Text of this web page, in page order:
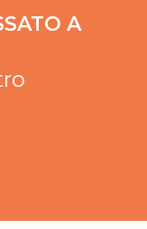
A